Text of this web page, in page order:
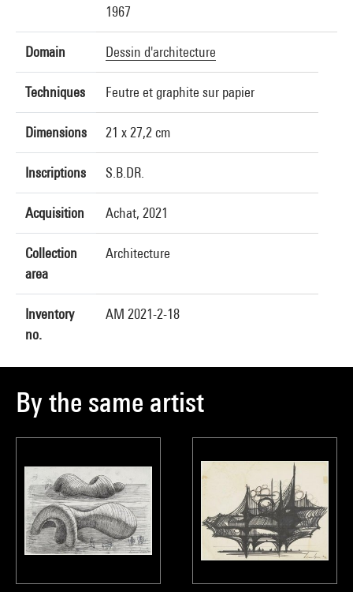
1967
Domain Dessin d'architecture
Techniques Feutre et graphite sur papier
Dimensions 21 x 27,2 cm
Inscriptions S.B.DR.
Acquisition Achat, 2021
Collection
area
Architecture
Inventory
no.
AM 2021-2-18
By the same artist